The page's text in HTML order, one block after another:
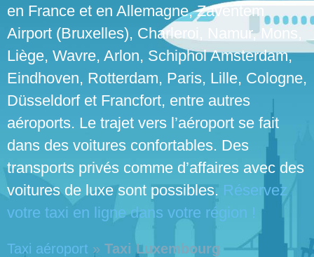
en France et en Allemagne, Zaventem
Airport (Bruxelles), Charleroi, Namur, Mons,
Liège, Wavre, Arlon, Schiphol Amsterdam,
Eindhoven, Rotterdam, Paris, Lille, Cologne,
Düsseldorf et Francfort, entre autres
aéroports. Le trajet vers l’aéroport se fait
dans des voitures confortables. Des
transports privés comme d’affaires avec des
voitures de luxe sont possibles. Réservez
votre taxi en ligne dans votre région !
Taxi aéroport » Taxi Luxembourg